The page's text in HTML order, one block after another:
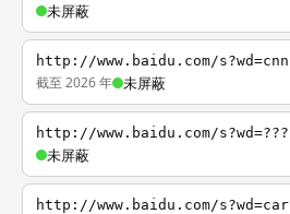
未屏蔽
http://www.baidu.com/s?wd=cnn
截至 2026 年 未屏蔽
http://www.baidu.com/s?wd=???
未屏蔽
http://www.baidu.com/s?wd=car